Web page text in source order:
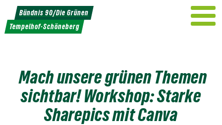
Weiter
zum
Inhalt
Bündnis 90/Die Grünen
Tempelhof-Schöneberg
⁨⁩ ⁨Mach unsere grünen Themen
sichtbar! Workshop: Starke
Sharepics mit Canva